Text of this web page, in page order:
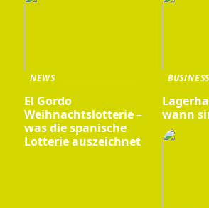
NEWS
El Gordo
Weihnachtslotterie –
was die spanische
Lotterie auszeichnet
BUSINESS
wann